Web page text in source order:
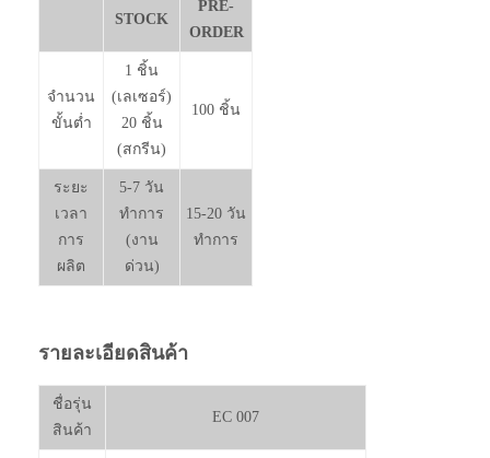
STOCK
PRE-
ORDER
จำนวน
ขั้นต่ำ
1 ชิ้น
(เลเซอร์)
20 ชิ้น
(สกรีน)
100 ชิ้น
ระยะ
เวลา
การ
ผลิต
5-7 วัน
ทำการ
(งาน
ด่วน)
15-20 วัน
ทำการ
รายละเอียดสินค้า
ชื่อรุ่น
สินค้า
EC 007